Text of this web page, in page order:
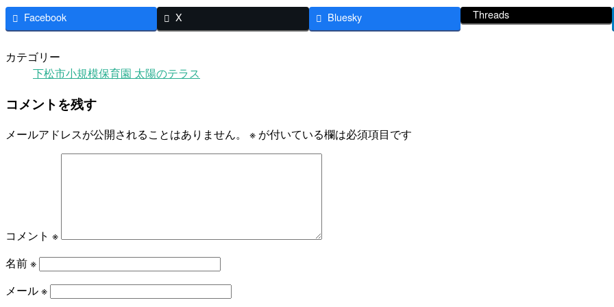
Facebook X Bluesky Threads
カテゴリー
下松市小規模保育園 太陽のテラス
コメントを残す
メールアドレスが公開されることはありません。 ※ が付いている欄は必須項目です
コメント ※
名前※
メール※